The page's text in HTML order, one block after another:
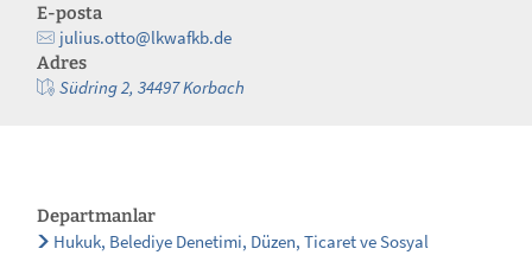
E-posta
julius.otto@lkwafkb.de
Adres
Südring 2, 34497 Korbach
Departmanlar
Hukuk, Belediye Denetimi, Düzen, Ticaret ve Sosyal